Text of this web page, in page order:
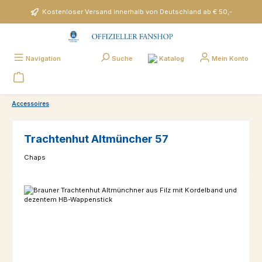
Zum Hauptinhalt springenKostenloser Versand innerhalb von Deutschland ab € 50,-
Navigation Suche Katalog Mein Konto
Accessoires
Trachtenhut Altmüncher 57
Chaps
Bildergalerie überspringen